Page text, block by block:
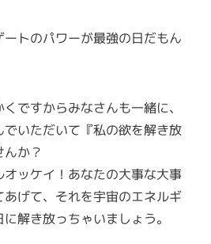
トのパワーが最強の日だもん
ですからみなさんも一緒に、
いただいて『私の欲を解き放
か？
ッケイ！あなたの大事な大事
げて、それを宇宙のエネルギ
解き放っちゃいましょう。